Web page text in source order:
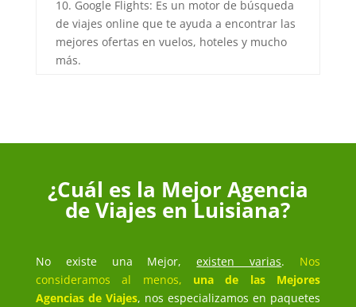
10. Google Flights: Es un motor de búsqueda
de viajes online que te ayuda a encontrar las
mejores ofertas en vuelos, hoteles y mucho
más.
¿Cuál es la Mejor Agencia
de Viajes en Luisiana?
No existe una Mejor,existen varias. Nos
consideramos al menos, una de las Mejores
Agencias de Viajes, nos especializamos en paquetes